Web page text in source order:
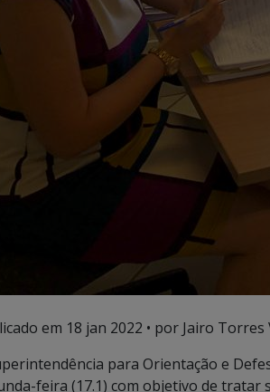
em 18 jan 2022 • por Jairo Torres
para Orientação e
feira (17.1) com objetivo de